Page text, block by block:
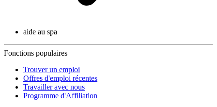
aide au spa
Fonctions populaires
Trouver un emploi
Offres d'emploi récentes
Travailler avec nous
Programme d'Affiliation